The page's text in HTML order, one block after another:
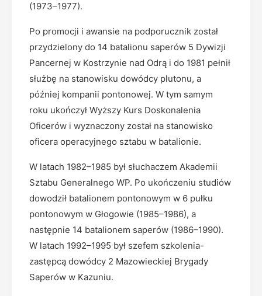
(1973–1977).
Po promocji i awansie na podporucznik został
przydzielony do 14 batalionu saperów 5 Dywizji
Pancernej w Kostrzynie nad Odrą i do 1981 pełnił
służbę na stanowisku dowódcy plutonu, a
później kompanii pontonowej. W tym samym
roku ukończył Wyższy Kurs Doskonalenia
Oficerów i wyznaczony został na stanowisko
oficera operacyjnego sztabu w batalionie.
W latach 1982–1985 był słuchaczem Akademii
Sztabu Generalnego WP. Po ukończeniu studiów
dowodził batalionem pontonowym w 6 pułku
pontonowym w Głogowie (1985–1986), a
następnie 14 batalionem saperów (1986–1990).
W latach 1992–1995 był szefem szkolenia-
zastępcą dowódcy 2 Mazowieckiej Brygady
Saperów w Kazuniu.